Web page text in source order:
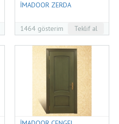
İMADOOR ZERDA
1464 gösterim Teklif al